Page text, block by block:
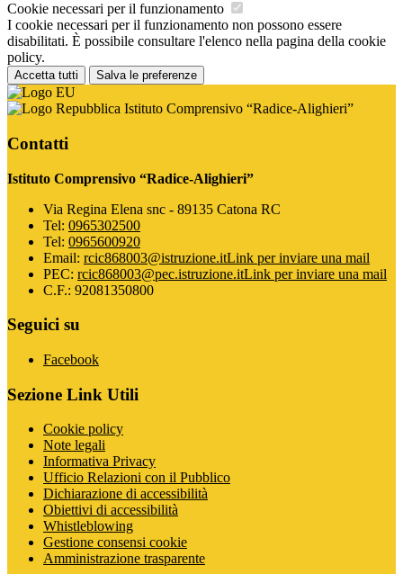
Cookie necessari per il funzionamento
I cookie necessari per il funzionamento non possono essere
disabilitati. È possibile consultare l'elenco nella pagina della cookie
policy.
Accetta tutti Salva le preferenze
Istituto Comprensivo “Radice-Alighieri”
Contatti
Istituto Comprensivo “Radice-Alighieri”
Via Regina Elena snc - 89135 Catona RC
Tel: 0965302500
Tel: 0965600920
Email: rcic868003@istruzione.itLink per inviare una mail
PEC: rcic868003@pec.istruzione.itLink per inviare una mail
C.F.: 92081350800
Seguici su
Facebook
Sezione Link Utili
Cookie policy
Note legali
Informativa Privacy
Ufficio Relazioni con il Pubblico
Dichiarazione di accessibilità
Obiettivi di accessibilità
Whistleblowing
Gestione consensi cookie
Amministrazione trasparente